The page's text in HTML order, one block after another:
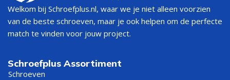
Welkom bij Schroefplus.nl, waar we je niet alleen voorzien
van de beste schroeven, maar je ook helpen om de perfecte
match te vinden voor jouw project.
Schroefplus Assortiment
Schroeven